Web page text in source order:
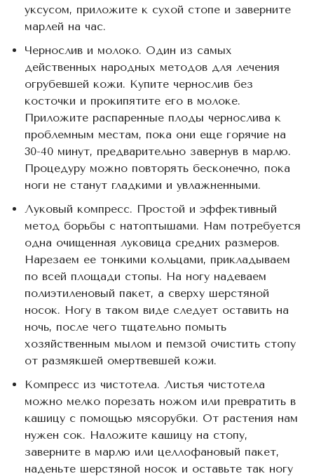
уксусом, приложите к сухой стопе и заверните
марлей на час.
Чернослив и молоко. Один из самых
действенных народных методов для лечения
огрубевшей кожи. Купите чернослив без
косточки и прокипятите его в молоке.
Приложите распаренные плоды чернослива к
проблемным местам, пока они еще горячие на
30-40 минут, предварительно завернув в марлю.
Процедуру можно повторять бесконечно, пока
ноги не станут гладкими и увлажненными.
Луковый компресс. Простой и эффективный
метод борьбы с натоптышами. Нам потребуется
одна очищенная луковица средних размеров.
Нарезаем ее тонкими кольцами, прикладываем
по всей площади стопы. На ногу надеваем
полиэтиленовый пакет, а сверху шерстяной
носок. Ногу в таком виде следует оставить на
ночь, после чего тщательно помыть
хозяйственным мылом и пемзой очистить стопу
от размякшей омертвевшей кожи.
Компресс из чистотела. Листья чистотела
можно мелко порезать ножом или превратить в
кашицу с помощью мясорубки. От растения нам
нужен сок. Наложите кашицу на стопу,
заверните в марлю или целлофановый пакет,
наденьте шерстяной носок и оставьте так ногу